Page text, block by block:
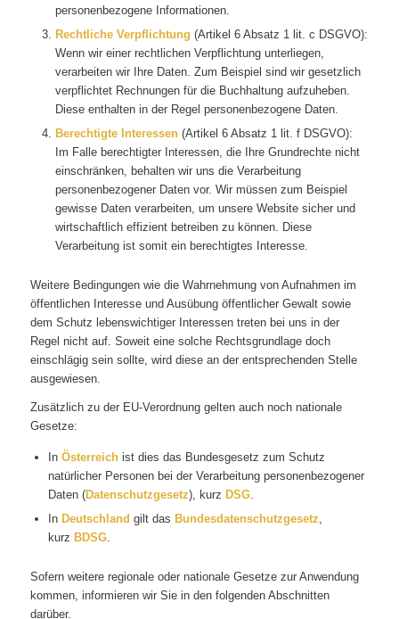
personenbezogene Informationen.
Rechtliche Verpflichtung (Artikel 6 Absatz 1 lit. c DSGVO):
Wenn wir einer rechtlichen Verpflichtung unterliegen,
verarbeiten wir Ihre Daten. Zum Beispiel sind wir gesetzlich
verpflichtet Rechnungen für die Buchhaltung aufzuheben.
Diese enthalten in der Regel personenbezogene Daten.
Berechtigte Interessen(Artikel 6 Absatz 1 lit. f DSGVO):
Im Falle berechtigter Interessen, die Ihre Grundrechte nicht
einschränken, behalten wir uns die Verarbeitung
personenbezogener Daten vor. Wir müssen zum Beispiel
gewisse Daten verarbeiten, um unsere Website sicher und
wirtschaftlich effizient betreiben zu können. Diese
Verarbeitung ist somit ein berechtigtes Interesse.
Weitere Bedingungen wie die Wahrnehmung von Aufnahmen im
öffentlichen Interesse und Ausübung öffentlicher Gewalt sowie
dem Schutz lebenswichtiger Interessen treten bei uns in der
Regel nicht auf. Soweit eine solche Rechtsgrundlage doch
einschlägig sein sollte, wird diese an der entsprechenden Stelle
ausgewiesen.
Zusätzlich zu der EU-Verordnung gelten auch noch nationale
Gesetze:
In Österreichist dies das Bundesgesetz zum Schutz
natürlicher Personen bei der Verarbeitung personenbezogener
Daten (Datenschutzgesetz), kurz DSG.
In Deutschland gilt das Bundesdatenschutzgesetz,
kurz BDSG.
Sofern weitere regionale oder nationale Gesetze zur Anwendung
kommen, informieren wir Sie in den folgenden Abschnitten
darüber.